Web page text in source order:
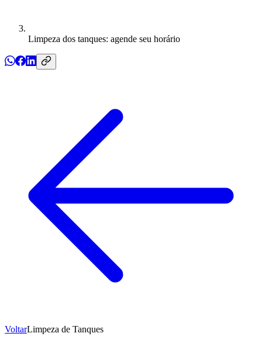
Limpeza dos tanques: agende seu horário
VoltarLimpeza de Tanques